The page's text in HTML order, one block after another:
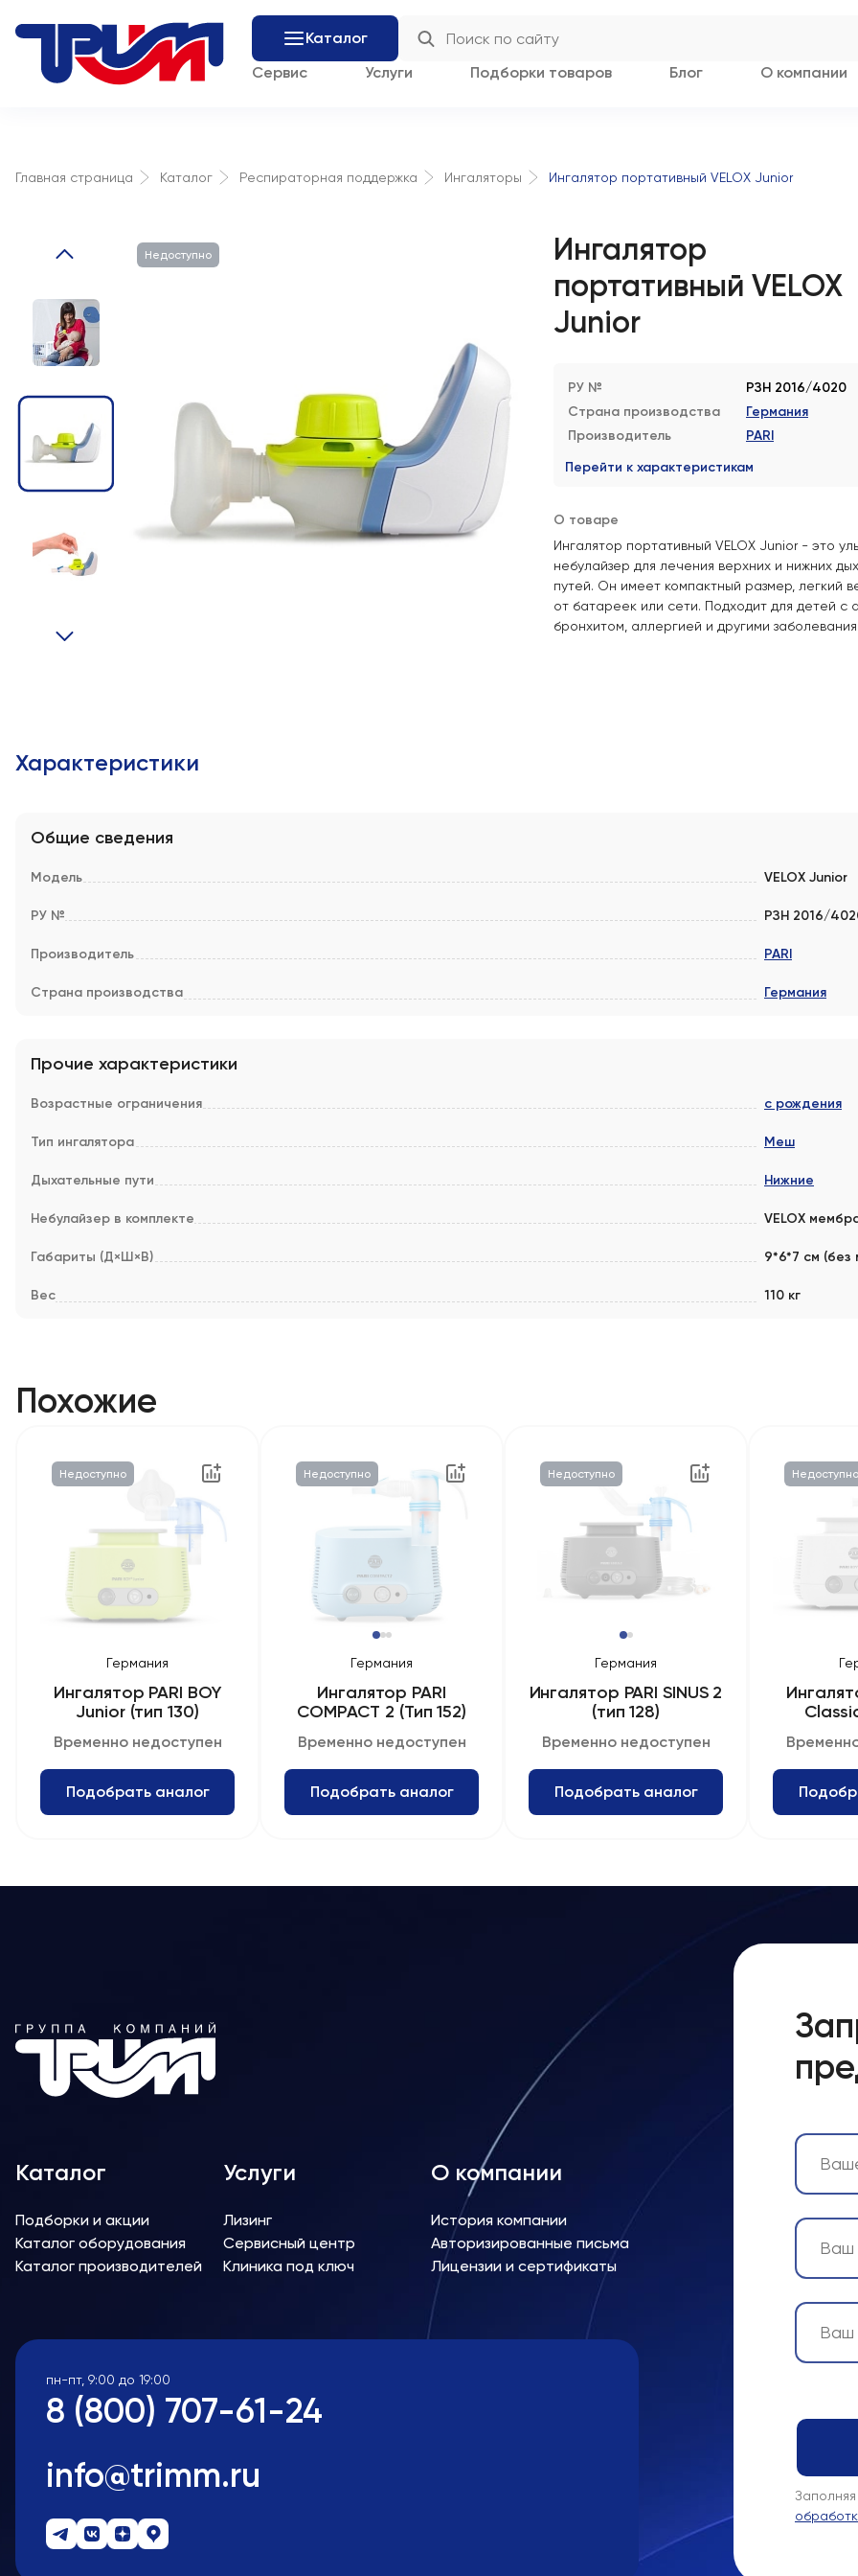
Каталог
Сервис
Услуги Подборки товаров Блог О компании
Главная страница Каталог Респираторная поддержка Ингаляторы Ингалятор портативный VELOX Junior
Недоступно
Ингалятор
портативный VELOX
Junior
РУ №
РЗН 2016/4020
Страна производства
Германия
Производитель
PARI
Перейти к характеристикам
О товаре
Ингалятор портативный VELOX Junior - это
небулайзер для лечения верхних и нижних
путей. Он имеет компактный размер, легкий
от батареек или сети. Подходит для детей с
бронхитом, аллергией и другими
Характеристики
Общие сведения
Модель VELOX Junior
РУ № РЗН 2016/
Производитель PARI
Страна производства Германия
Прочие характеристики
Возрастные ограничения с рождения
Тип ингалятора Меш
Дыхательные пути Нижние
Небулайзер в комплекте VELOX
Габариты (Д×Ш×В) 9*6*7 см (без
Вес 110 кг
Похожие
Недоступно
Ингалятор PARI BOY
Junior (тип 130)
Германия
Временно недоступен
Подобрать аналог
Недоступно
Ингалятор PARI
COMPАСТ 2 (Тип 152)
Германия
Временно недоступен
Подобрать аналог
Недоступно
Ингалятор PARI SINUS 2
(тип 128)
Германия
Временно недоступен
Подобрать аналог
Недоступно
Каталог
Подборки и акции
Каталог оборудования
Каталог производителей
Услуги
Лизинг
Сервисный центр
Клиника под ключ
О компании
История компании
Авторизированные письма
Лицензии и сертификаты
пн-пт, 9:00 до 19:00
8 (800) 707-61-24
info@trimm.ru